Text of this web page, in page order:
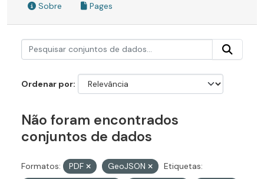
Sobre Pages
Ordenar por
Não foram encontrados
conjuntos de dados
Formatos: PDF GeoJSON
Etiquetas: